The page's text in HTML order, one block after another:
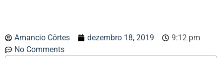
Amancio Côrtes dezembro 18, 2019
9:12 pm
No Comments